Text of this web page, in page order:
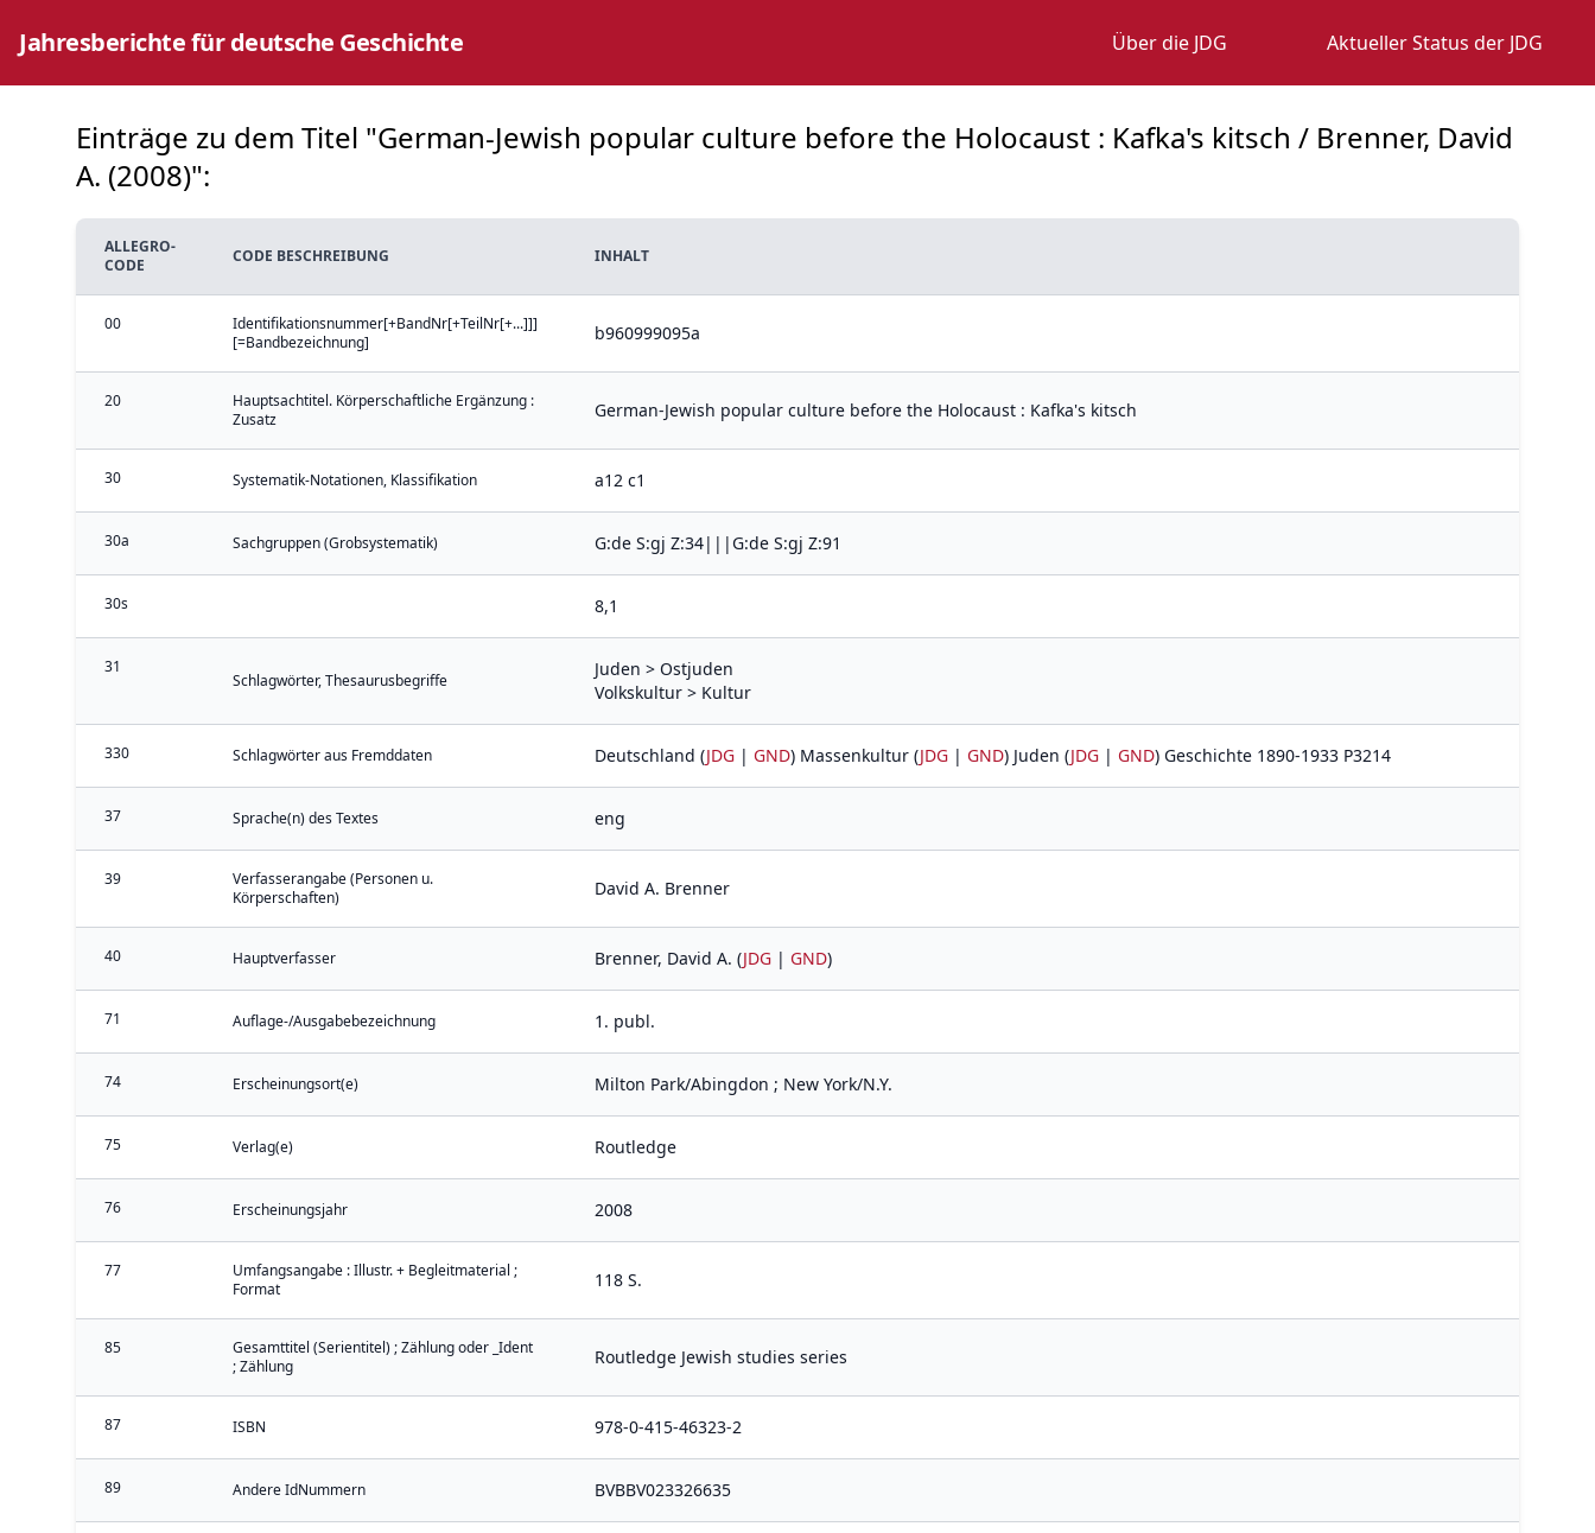
Jahresberichte für deutsche Geschichte Über die JDG Aktueller Status der JDG
Einträge zu dem Titel "German-Jewish popular culture before the Holocaust : Kafka's kitsch / Brenner, David
A. (2008)":
ALLEGRO-
CODE
CODE BESCHREIBUNG INHALT
00
Identifikationsnummer[+BandNr[+TeilNr[+...]]]
[=Bandbezeichnung]
b960999095a
20
Hauptsachtitel. Körperschaftliche Ergänzung :
Zusatz
German-Jewish popular culture before the Holocaust : Kafka's kitsch
30 Systematik-Notationen, Klassifikation a12 c1
30a Sachgruppen (Grobsystematik) G:de S:gj Z:34|||G:de S:gj Z:91
30s 8,1
31
Schlagwörter, Thesaurusbegriffe
Juden > Ostjuden
Volkskultur > Kultur
330 Schlagwörter aus Fremddaten Deutschland (JDG | GND) Massenkultur (JDG | GND) Juden (JDG | GND) Geschichte 1890-1933 P3214
37 Sprache(n) des Textes eng
39
Verfasserangabe (Personen u.
Körperschaften)
David A. Brenner
40 Hauptverfasser Brenner, David A. (JDG | GND)
71 Auflage-/Ausgabebezeichnung 1. publ.
74 Erscheinungsort(e) Milton Park/Abingdon ; New York/N.Y.
75 Verlag(e) Routledge
76 Erscheinungsjahr 2008
77
Umfangsangabe : Illustr. + Begleitmaterial ;
Format
118 S.
85
Gesamttitel (Serientitel) ; Zählung oder _Ident
; Zählung
Routledge Jewish studies series
87 ISBN 978-0-415-46323-2
89 Andere IdNummern BVBBV023326635